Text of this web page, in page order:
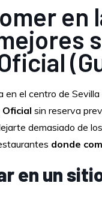
en
en el centro de
sin reserva
demasiado de
donde
en un